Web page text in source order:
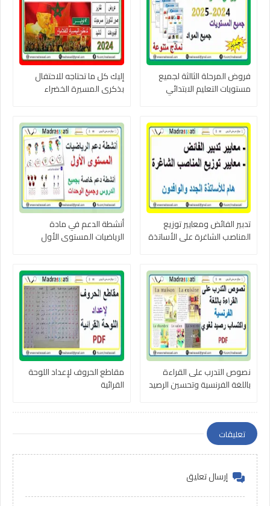
فروض المرحلة الثالثة لجميع
مستويات التعليم الابتدائي
إليك كل ما تحتاجه للاحتفال
بذكرى المسيرة الخضراء
تدبير الفائض ومعايير توزيع
المناصب الشاغرة على الأساتذة
أنشطة الدعم في مادة
الرياضيات المستوى الأول
نصوص التدرب على القراءة
باللغة الفرنسية وتحسين الرصيد
مقاطع الحروف لإعداد اللوحة
القرائية
تعليقات
إرسال تعليق